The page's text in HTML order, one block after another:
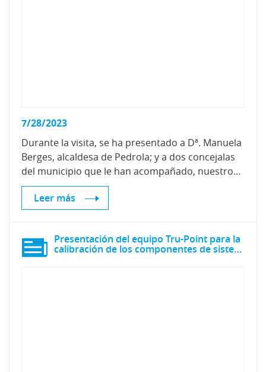
7/28/2023
Durante la visita, se ha presentado a Dª. Manuela
Berges, alcaldesa de Pedrola; y a dos concejalas
del municipio que le han acompañado, nuestros objetivos y principales líneas de investigación desarrolladas en la actualidad.
Leer más
Presentación del equipo Tru-Point para la
calibración de los componentes de sistemas ADAS